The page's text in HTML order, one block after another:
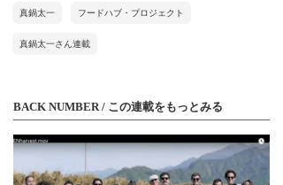
真鍋太一 フードハブ・プロジェクト
真鍋太一さん連載
BACK NUMBER / この連載をもっとみる